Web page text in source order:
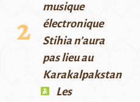
musique
électronique
Stihia n’aura
pas lieu au
Karakalpakstan
Les